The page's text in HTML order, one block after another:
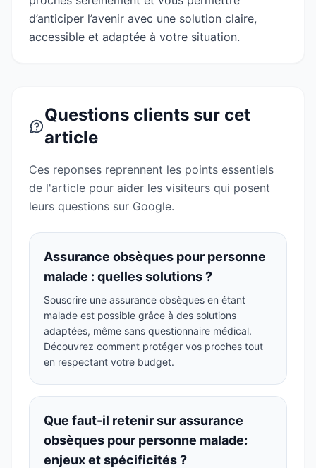
d’anticiper l’avenir avec une solution claire,
accessible et adaptée à votre situation.
Questions clients sur cet
article
Ces reponses reprennent les points essentiels
de l'article pour aider les visiteurs qui posent
leurs questions sur Google.
Assurance obsèques pour personne
malade : quelles solutions ?
Souscrire une assurance obsèques en étant
malade est possible grâce à des solutions
adaptées, même sans questionnaire médical.
Découvrez comment protéger vos proches tout
en respectant votre budget.
Que faut-il retenir sur assurance
obsèques pour personne malade:
enjeux et spécificités ?